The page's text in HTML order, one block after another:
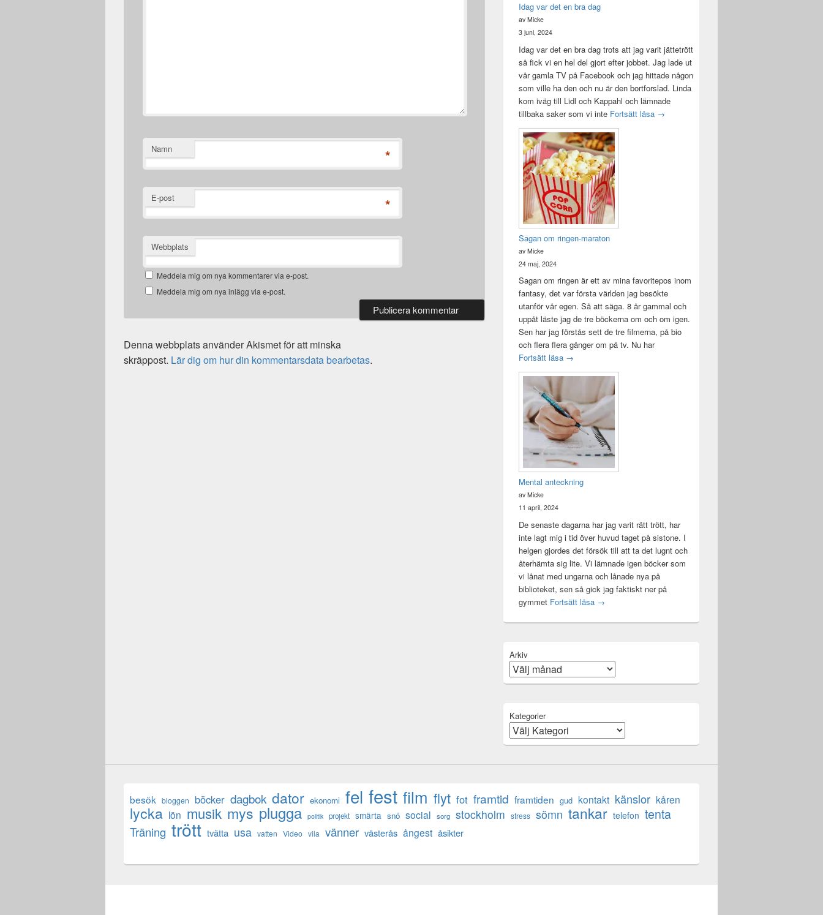
Namn *
E-post *
Webbplats
Meddela mig om nya kommentarer via e-post.
Meddela mig om nya inlägg via e-post.
Denna webbplats använder Akismet för att minska
skräppost. Lär dig om hur din kommentarsdata bearbetas.
Idag var det en bra dag
av Micke
3 juni, 2024
Idag var det en bra dag trots att jag varit jättetrött
så fick vi en hel del gjort efter jobbet. Jag lade ut
vår gamla TV på Facebook och jag hittade någon
som ville ha den och nu är den bortforslad. Linda
kom iväg till Lidl och Kappahl och lämnade
tillbaka saker som vi inte Fortsätt läsa Idag var det en bra dag
→
Sagan om ringen-maraton
av Micke
24 maj, 2024
Sagan om ringen är ett av mina favoritepos inom
fantasy, det var första världen jag besökte
utanför vår egen. Så att säga. 8 år gammal och
uppåt läste jag de tre böckerna om och om igen.
Sen har jag förstås sett de tre filmerna, på bio
och flera flera gånger om på tv. Nu har
Fortsätt läsa Sagan om ringen-maraton
→
Mental anteckning
av Micke
11 april, 2024
De senaste dagarna har jag varit rätt trött, har
inte lagt mig i tid över huvud taget på sistone. I
helgen gjordes det försök till att ta det lugnt och
återhämta sig lite. Vi lämnade igen böcker som
vi lånat med ungarna och lånade nya på
biblioteket, sen så gick jag faktiskt ner på
gymmet Fortsätt läsa Mental anteckning
→
Arkiv
Kategorier
besök bloggen böcker dagbok dator ekonomi fel fest film flyt fot framtid framtiden gud kontakt känslor kåren
lycka lön musik mys plugga politik projekt smärta snö social sorg stockholm stress sömn tankar telefon tenta
Träning trött tvätta usa vatten Video vila vänner västerås ångest åsikter